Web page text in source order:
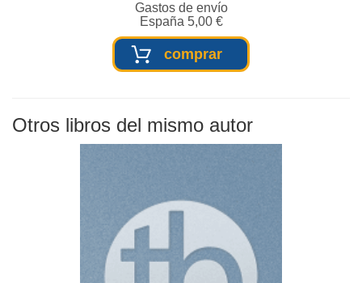
Gastos de envío
España 5,00 €
comprar
Otros libros del mismo autor